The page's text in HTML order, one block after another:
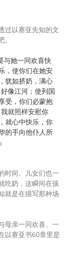
过以赛亚先知的文
与她一同欢喜快
，使你们在她安
犹如挤奶，满心
像江河；使列国
受，你们必蒙抱
就照样安慰你
就心中快乐，你
的手向他仆人所
时间。儿女们也一
吃奶，这瞬间在孩
就是在描写那种场
母亲一同欢喜、一
以赛亚书60章里是